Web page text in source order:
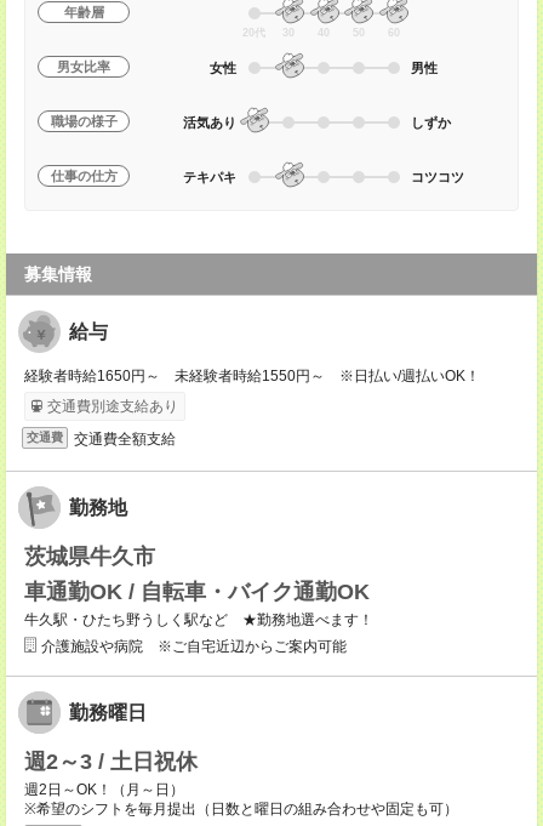
年齢層
20代 30 40 50 60
男女比率 女性 男性
職場の様子 活気あり しずか
仕事の仕方 テキパキ コツコツ
募集情報
給与
経験者時給1650円～ 未経験者時給1550円～ ※日払い/週払いOK！
交通費別途支給あり
交通費 交通費全額支給
勤務地
茨城県牛久市
車通勤OK / 自転車・バイク通勤OK
牛久駅・ひたち野うしく駅など ★勤務地選べます！
介護施設や病院 ※ご自宅近辺からご案内可能
勤務曜日
週2～3 / 土日祝休
週2日～OK！（月～日）
※希望のシフトを毎月提出（日数と曜日の組み合わせや固定も可）